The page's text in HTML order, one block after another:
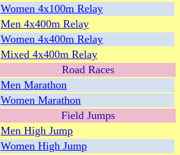
Women 4x100m Relay
Men 4x400m Relay
Women 4x400m Relay
Mixed 4x400m Relay
Road Races
Men Marathon
Women Marathon
Field Jumps
Men High Jump
Women High Jump